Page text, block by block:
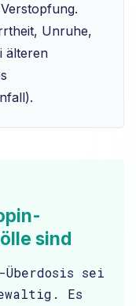
Unruhe,
älteren
sind
sei
Es